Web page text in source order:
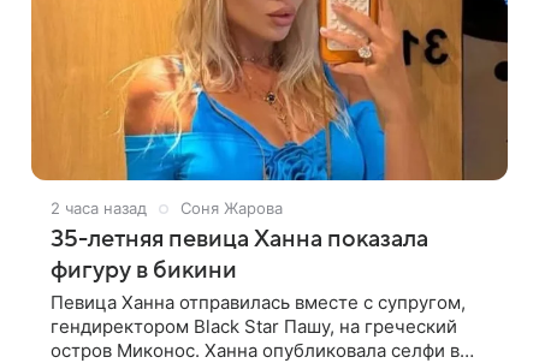
2 часа назад Соня Жарова
35-летняя певица Ханна показала
фигуру в бикини
Певица Ханна отправилась вместе с супругом,
гендиректором Black Star Пашу, на греческий
остров Миконос. Ханна опубликовала селфи в